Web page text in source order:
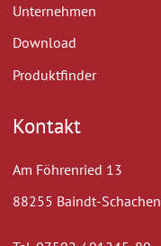
Unternehmen
Download
Produktfinder
Kontakt
Am Föhrenried 13
88255 Baindt-Schachen